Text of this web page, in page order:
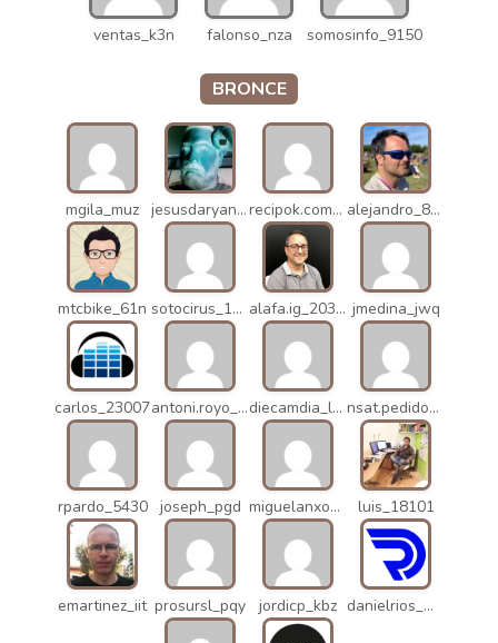
ventas_k3n falonso_nza somosinfo_9150
BRONCE
mgila_muz jesusdaryanani_mko recipok.com_n5u alejandro_8931
mtcbike_61n sotocirus_11872 alafa.ig_20338 jmedina_jwq
carlos_23007 antoni.royo_10023 diecamdia_l27 nsat.pedidos_1235
rpardo_5430 joseph_pgd miguelanxogomez_21982 luis_18101
emartinez_iit prosursl_pqy jordicp_kbz danielrios_mqb